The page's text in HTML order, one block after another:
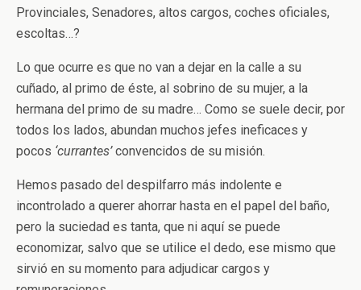
Provinciales, Senadores, altos cargos, coches oficiales,
escoltas…?
Lo que ocurre es que no van a dejar en la calle a su
cuñado, al primo de éste, al sobrino de su mujer, a la
hermana del primo de su madre… Como se suele decir, por
todos los lados, abundan muchos jefes ineficaces y
pocos ‘currantes’convencidos de su misión.
Hemos pasado del despilfarro más indolente e
incontrolado a querer ahorrar hasta en el papel del baño,
pero la suciedad es tanta, que ni aquí se puede
economizar, salvo que se utilice el dedo, ese mismo que
sirvió en su momento para adjudicar cargos y